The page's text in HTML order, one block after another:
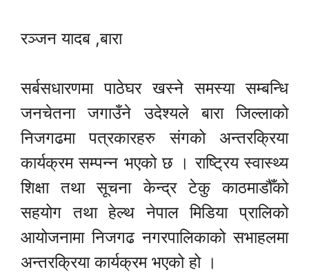
रञ्जन यादब ,बारा
सर्बसधारणमा पाठेघर खस्ने समस्या सम्बन्धि
जनचेतना जगाउँने उदेश्यले बारा जिल्लाको
निजगढमा पत्रकारहरु संगको अन्तरक्रिया
कार्यक्रम सम्पन्न भएको छ । राष्ट्रिय स्वास्थ्य
शिक्षा तथा सूचना केन्द्र टेकु काठमाडौँको
सहयोग तथा हेल्थ नेपाल मिडिया प्रालिको
आयोजनामा निजगढ नगरपालिकाको सभाहलमा
अन्तरक्रिया कार्यक्रम भएको हो ।